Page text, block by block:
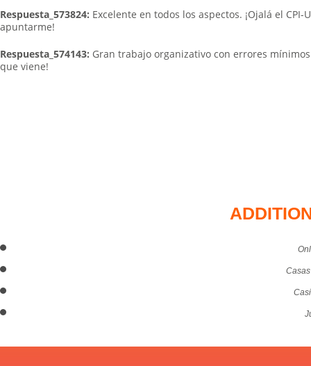
Respuesta_573824: Excelente en todos los aspectos. ¡Ojalá el CPI-
apuntarme!
Respuesta_574143: Gran trabajo organizativo con errores
que viene!